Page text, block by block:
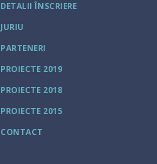
DETALII ÎNSCRIERE
JURIU
PARTENERI
PROIECTE 2019
PROIECTE 2018
PROIECTE 2015
CONTACT